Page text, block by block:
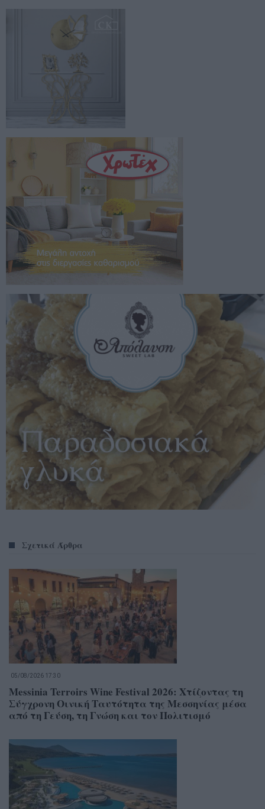
Σχετικά Άρθρα
05/08/2026 17:30
Messinia Terroirs Wine Festival 2026: Χτίζοντας τη
Σύγχρονη Οινική Ταυτότητα της Μεσσηνίας μέσα
από τη Γεύση, τη Γνώση και τον Πολιτισμό